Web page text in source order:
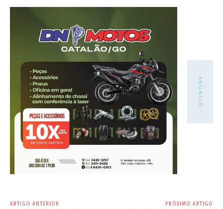
- ANÚNCIO -
ARTIGO ANTERIOR PRÓXIMO ARTIGO